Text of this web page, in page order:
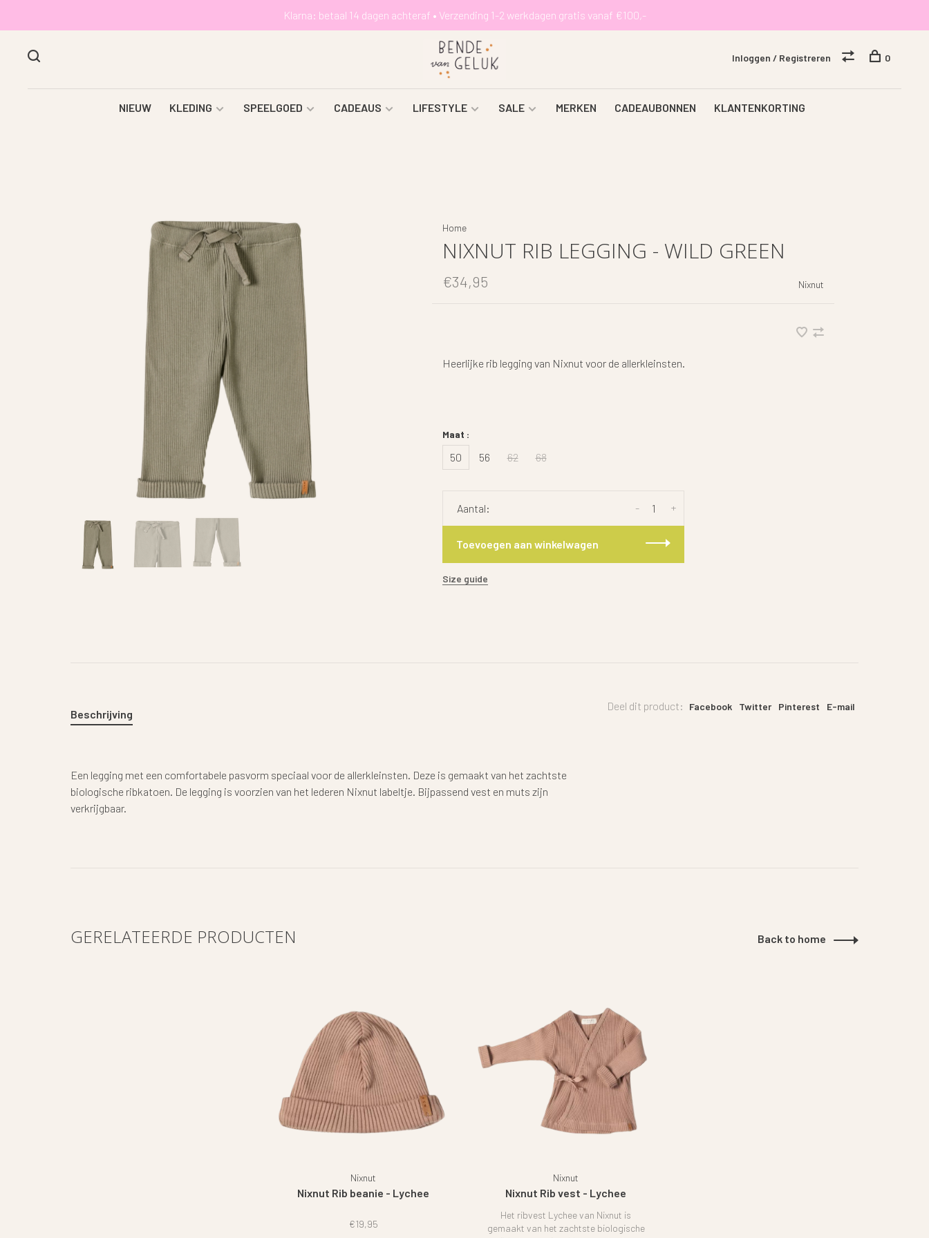
Klarna: betaal 14 dagen achteraf • Verzending 1-2 werkdagen gratis vanaf €100,-
NIEUW KLEDING SPEELGOED CADEAUS LIFESTYLE SALE MERKEN CADEAUBONNEN KLANTENKORTING
Inloggen / Registreren 0
Home
NIXNUT RIB LEGGING - WILD GREEN
€34,95 Nixnut
Heerlijke rib legging van Nixnut voor de allerkleinsten.
Maat :
50 56 62 68
Aantal: +
-
Toevoegen aan winkelwagen
Size guide
Deel dit product: Facebook Twitter Pinterest E-mail
Beschrijving
Een legging met een comfortabele pasvorm speciaal voor de allerkleinsten. Deze is gemaakt van het zachtste
biologische ribkatoen. De legging is voorzien van het lederen Nixnut labeltje. Bijpassend vest en muts zijn
verkrijgbaar.
GERELATEERDE PRODUCTEN Back to home
Nixnut
Nixnut Rib beanie - Lychee
€19,95
Nixnut
Nixnut Rib vest - Lychee
Het ribvest Lychee van Nixnut is
gemaakt van het zachtste biologische